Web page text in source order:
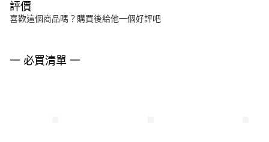
評價
喜歡這個商品嗎？購買後給他一個好評吧
一 必買清單 一